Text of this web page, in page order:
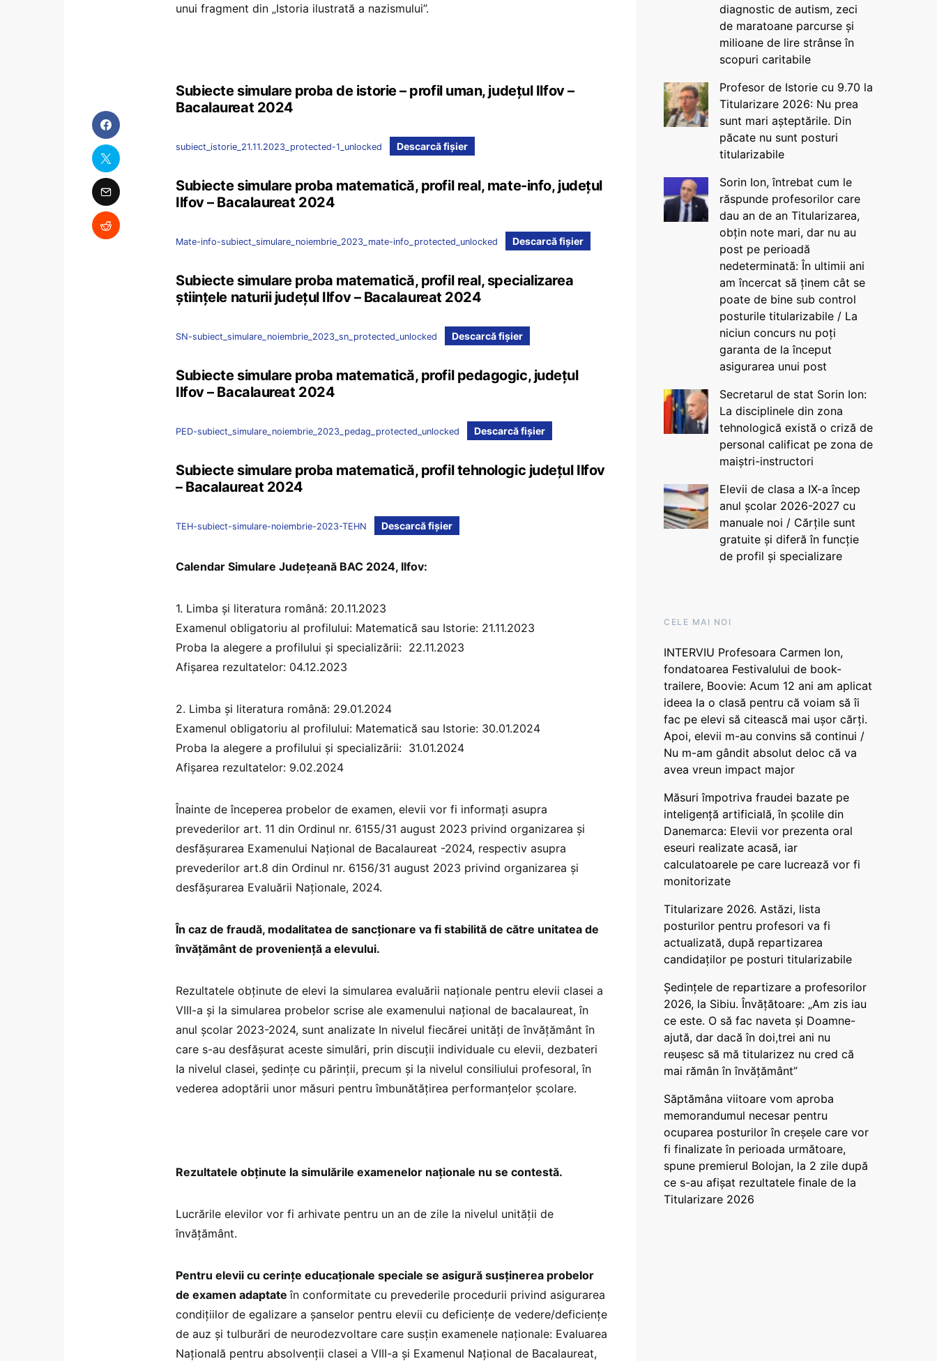
unui fragment din „Istoria ilustrată a nazismului”.
Subiecte simulare proba de istorie – profil uman, județul Ilfov –
Bacalaureat 2024
subiect_istorie_21.11.2023_protected-1_unlocked Descarcă fișier
Subiecte simulare proba matematică, profil real, mate-info, județul
Ilfov – Bacalaureat 2024
Mate-info-subiect_simulare_noiembrie_2023_mate-info_protected_unlocked Descarcă fișier
Subiecte simulare proba matematică, profil real, specializarea
științele naturii județul Ilfov – Bacalaureat 2024
SN-subiect_simulare_noiembrie_2023_sn_protected_unlocked Descarcă fișier
Subiecte simulare proba matematică, profil pedagogic, județul
Ilfov – Bacalaureat 2024
PED-subiect_simulare_noiembrie_2023_pedag_protected_unlocked Descarcă fișier
Subiecte simulare proba matematică, profil tehnologic județul Ilfov
– Bacalaureat 2024
TEH-subiect-simulare-noiembrie-2023-TEHN Descarcă fișier
Calendar Simulare Județeană BAC 2024, Ilfov:
1. Limba și literatura română: 20.11.2023
Examenul obligatoriu al profilului: Matematică sau Istorie: 21.11.2023
Proba la alegere a profilului și specializării: 22.11.2023
Afișarea rezultatelor: 04.12.2023
2. Limba și literatura română: 29.01.2024
Examenul obligatoriu al profilului: Matematică sau Istorie: 30.01.2024
Proba la alegere a profilului și specializării: 31.01.2024
Afișarea rezultatelor: 9.02.2024
Înainte de începerea probelor de examen, elevii vor fi informați asupra
prevederilor art. 11 din Ordinul nr. 6155/31 august 2023 privind organizarea și
desfășurarea Examenului Național de Bacalaureat -2024, respectiv asupra
prevederilor art.8 din Ordinul nr. 6156/31 august 2023 privind organizarea și
desfășurarea Evaluării Naționale, 2024.
În caz de fraudă, modalitatea de sancționare va fi stabilită de către unitatea de
învățământ de proveniență a elevului.
Rezultatele obținute de elevi la simularea evaluării naționale pentru elevii clasei a
VIII-a și la simularea probelor scrise ale examenului național de bacalaureat, în
anul şcolar 2023-2024, sunt analizate In nivelul fiecărei unități de învăţământ în
care s-au desfăşurat aceste simulări, prin discuții individuale cu elevii, dezbateri
Ia nivelul clasei, ședințe cu părinții, precum și la nivelul consiliului profesoral, în
vederea adoptării unor măsuri pentru îmbunătăţirea performanțelor școlare.
Rezultatele obținute la simulările examenelor naționale nu se contestă.
Lucrările elevilor vor fi arhivate pentru un an de zile la nivelul unității de
învățământ.
Pentru elevii cu cerințe educaționale speciale se asigură susținerea probelor
de examen adaptateîn conformitate cu prevederile procedurii privind asigurarea
condițiilor de egalizare a şanselor pentru elevii cu deficiențe de vedere/deficiențe
de auz și tulburări de neurodezvoltare care susțin examenele naționale: Evaluarea
Națională pentru absolvenții clasei a VIII-a și Examenul Național de Bacalaureat,
diagnostic de autism, zeci
de maratoane parcurse și
milioane de lire strânse în
scopuri caritabile
Profesor de Istorie cu 9.70 la
Titularizare 2026: Nu prea
sunt mari așteptările. Din
păcate nu sunt posturi
titularizabile
Sorin Ion, întrebat cum le
răspunde profesorilor care
dau an de an Titularizarea,
obțin note mari, dar nu au
post pe perioadă
nedeterminată: În ultimii ani
am încercat să ținem cât se
poate de bine sub control
posturile titularizabile / La
niciun concurs nu poți
garanta de la început
asigurarea unui post
Secretarul de stat Sorin Ion:
La disciplinele din zona
tehnologică există o criză de
personal calificat pe zona de
maiștri-instructori
Elevii de clasa a IX-a încep
anul școlar 2026-2027 cu
manuale noi / Cărțile sunt
gratuite și diferă în funcție
de profil și specializare
CELE MAI NOI
INTERVIU Profesoara Carmen Ion,
fondatoarea Festivalului de book-
trailere, Boovie: Acum 12 ani am aplicat
ideea la o clasă pentru că voiam să îi
fac pe elevi să citească mai ușor cărți.
Apoi, elevii m-au convins să continui /
Nu m-am gândit absolut deloc că va
avea vreun impact major
Măsuri împotriva fraudei bazate pe
inteligență artificială, în școlile din
Danemarca: Elevii vor prezenta oral
eseuri realizate acasă, iar
calculatoarele pe care lucrează vor fi
monitorizate
Titularizare 2026. Astăzi, lista
posturilor pentru profesori va fi
actualizată, după repartizarea
candidaților pe posturi titularizabile
Ședințele de repartizare a profesorilor
2026, la Sibiu. Învățătoare: „Am zis iau
ce este. O să fac naveta și Doamne-
ajută, dar dacă în doi,trei ani nu
reușesc să mă titularizez nu cred că
mai rămân în învățământ”
Săptămâna viitoare vom aproba
memorandumul necesar pentru
ocuparea posturilor în creșele care vor
fi finalizate în perioada următoare,
spune premierul Bolojan, la 2 zile după
ce s-au afișat rezultatele finale de la
Titularizare 2026